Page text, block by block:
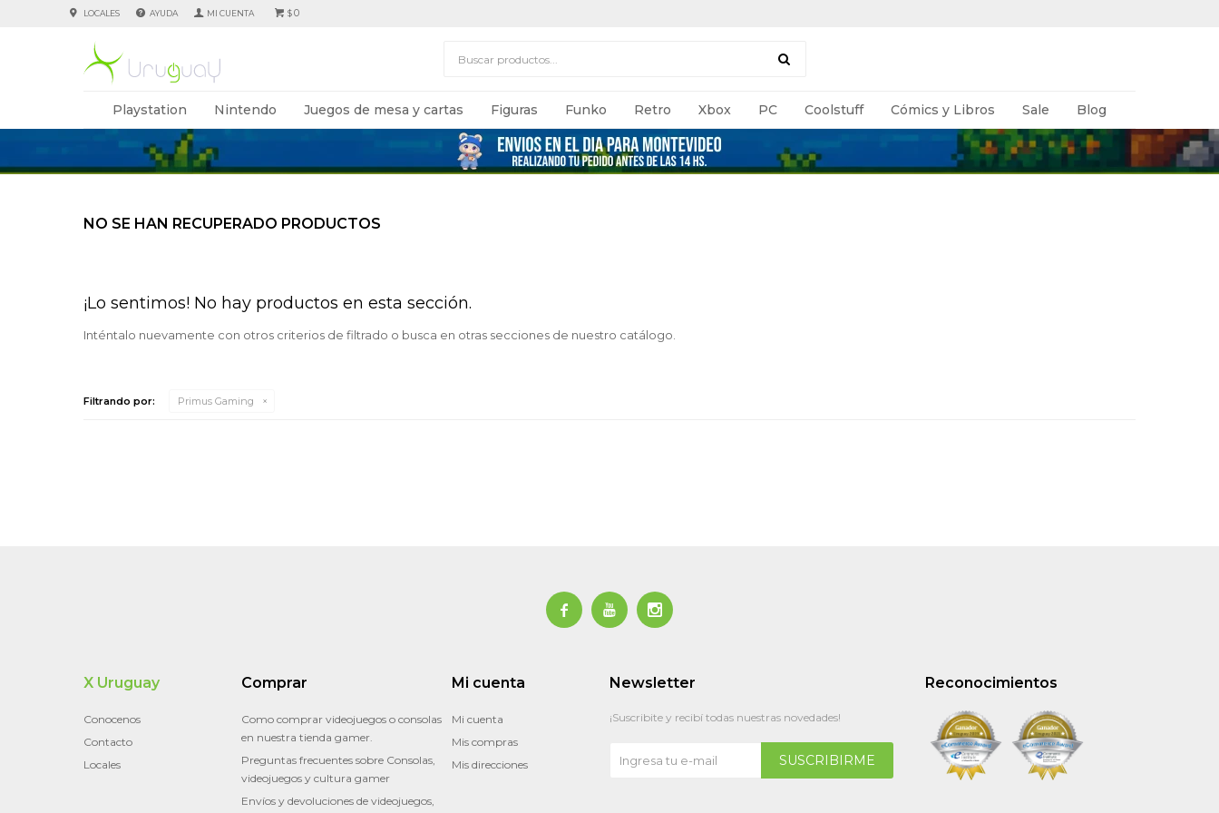
Playstation Nintendo Juegos de mesa y cartas Figuras Funko Retro Xbox PC Coolstuff Cómics y Libros Sale Blog
$0
LOCALES AYUDA
NO SE HAN RECUPERADO PRODUCTOS
¡Lo sentimos! No hay productos en esta sección.
Inténtalo nuevamente con otros criterios de filtrado o busca en otras secciones de nuestro catálogo.
Filtrando por: Primus Gaming
  
Reconocimientos
X Uruguay
Conocenos
Contacto
Locales
Comprar
Como comprar videojuegos o consolas
en nuestra tienda gamer.
Preguntas frecuentes sobre Consolas,
videojuegos y cultura gamer
Envíos y devoluciones de videojuegos,
Mi cuenta
Mi cuenta
Mis compras
Mis direcciones
Newsletter
¡Suscribite y recibí todas nuestras novedades!
SUSCRIBIRME